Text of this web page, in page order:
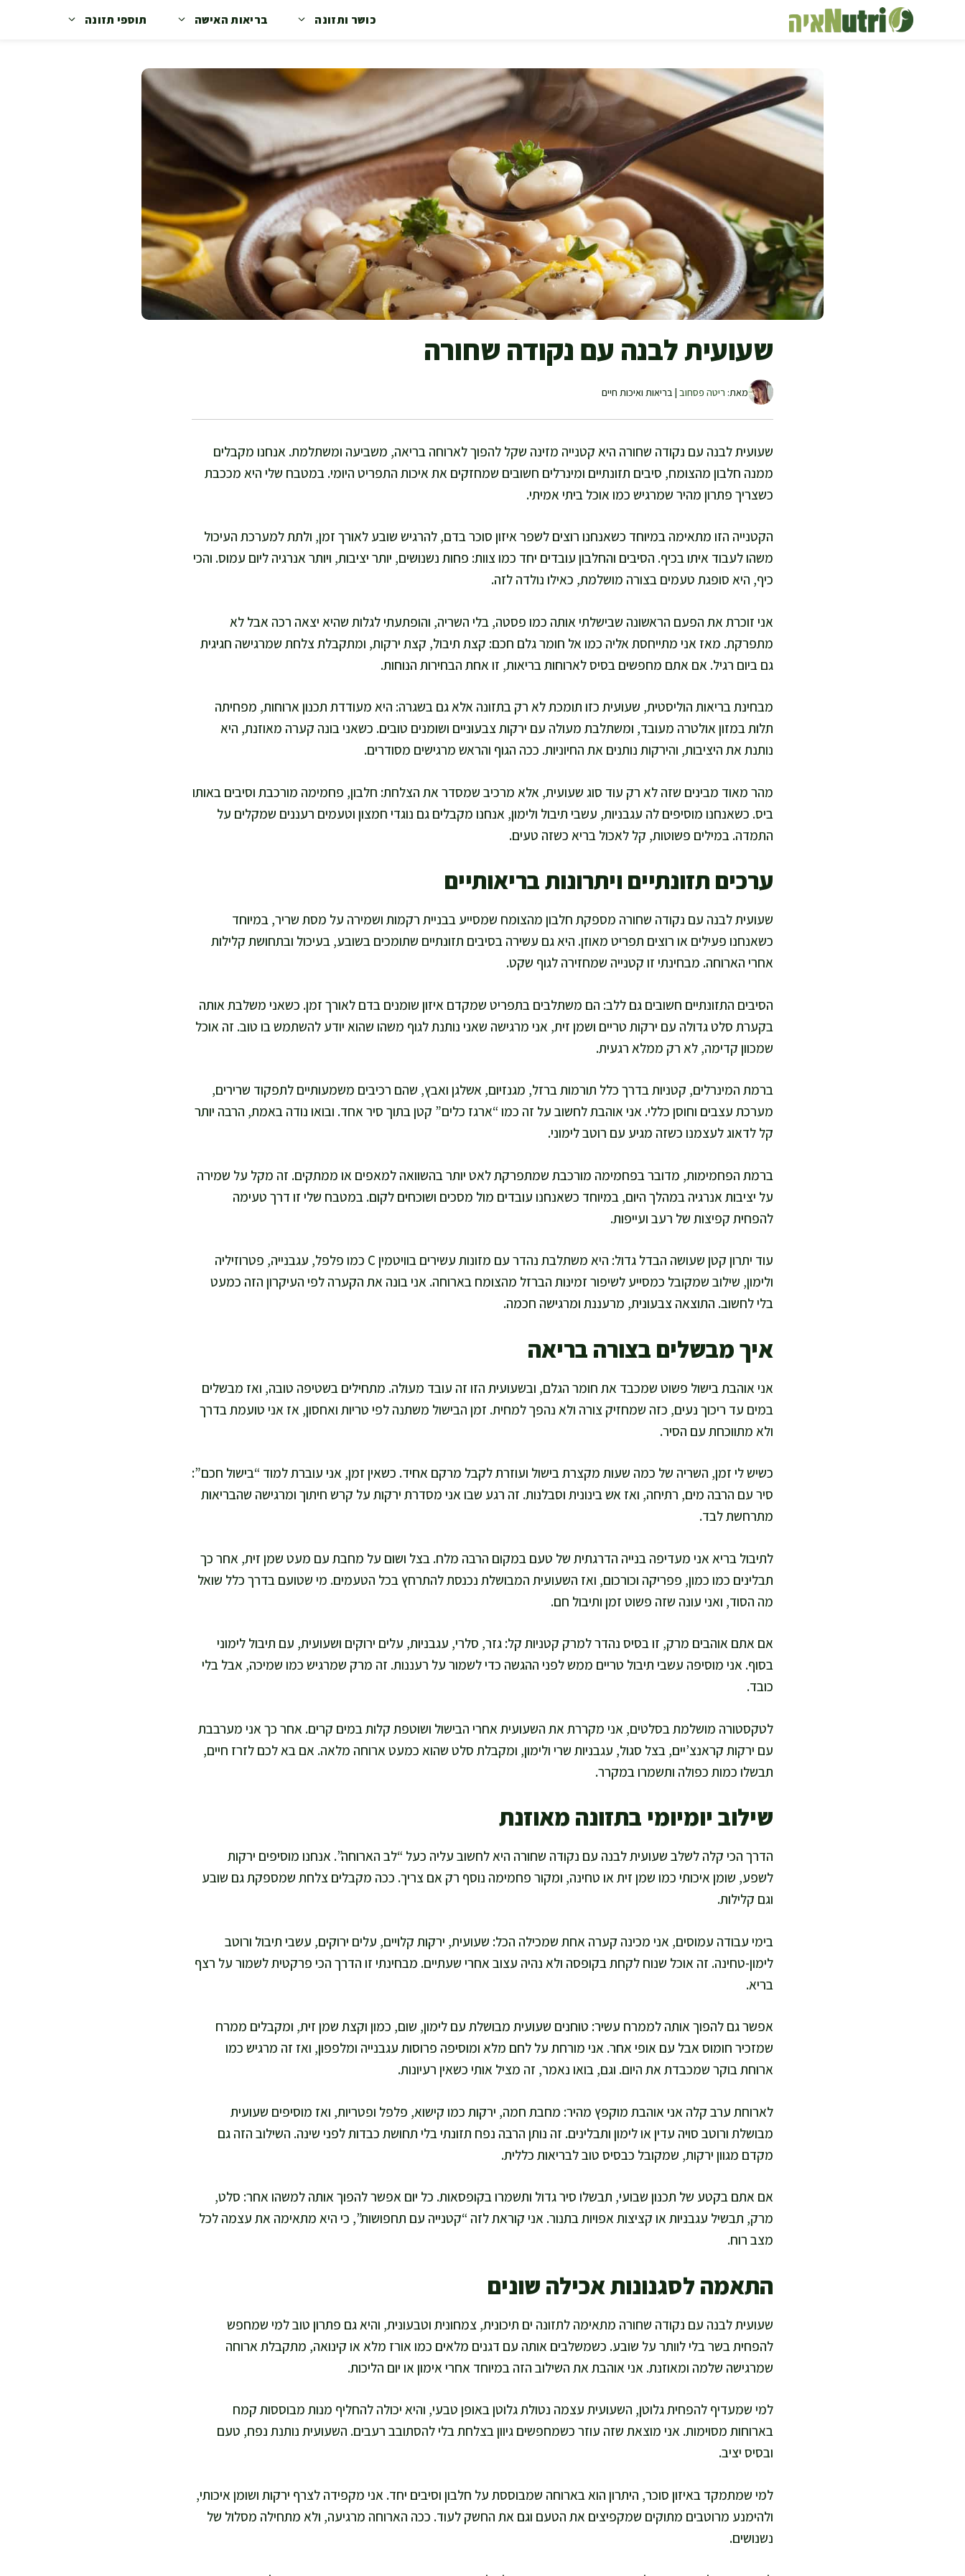
כושר ותזונה בריאות האישה תוספי תזונה
שעועית לבנה עם נקודה שחורה
מאת: ריטה פסחוב | בריאות ואיכות חיים
שעועית לבנה עם נקודה שחורה היא קטנייה מזינה שקל להפוך לארוחה בריאה, משביעה ומשתלמת. אנחנו מקבלים
ממנה חלבון מהצומח, סיבים תזונתיים ומינרלים חשובים שמחזקים את איכות התפריט היומי. במטבח שלי היא מככבת
כשצריך פתרון מהיר שמרגיש כמו אוכל ביתי אמיתי.
הקטנייה הזו מתאימה במיוחד כשאנחנו רוצים לשפר איזון סוכר בדם, להרגיש שובע לאורך זמן, ולתת למערכת העיכול
משהו לעבוד איתו בכיף. הסיבים והחלבון עובדים יחד כמו צוות: פחות נשנושים, יותר יציבות, ויותר אנרגיה ליום עמוס. והכי
כיף, היא סופגת טעמים בצורה מושלמת, כאילו נולדה לזה.
אני זוכרת את הפעם הראשונה שבישלתי אותה כמו פסטה, בלי השריה, והופתעתי לגלות שהיא יצאה רכה אבל לא
מתפרקת. מאז אני מתייחסת אליה כמו אל חומר גלם חכם: קצת תיבול, קצת ירקות, ומתקבלת צלחת שמרגישה חגיגית
גם ביום רגיל. אם אתם מחפשים בסיס לארוחות בריאות, זו אחת הבחירות הנוחות.
מבחינת בריאות הוליסטית, שעועית כזו תומכת לא רק בתזונה אלא גם בשגרה: היא מעודדת תכנון ארוחות, מפחיתה
תלות במזון אולטרה מעובד, ומשתלבת מעולה עם ירקות צבעוניים ושומנים טובים. כשאני בונה קערה מאוזנת, היא
נותנת את היציבות, והירקות נותנים את החיוניות. ככה הגוף והראש מרגישים מסודרים.
מהר מאוד מבינים שזה לא רק עוד סוג שעועית, אלא מרכיב שמסדר את הצלחת: חלבון, פחמימה מורכבת וסיבים באותו
ביס. כשאנחנו מוסיפים לה עגבניות, עשבי תיבול ולימון, אנחנו מקבלים גם נוגדי חמצון וטעמים רעננים שמקלים על
התמדה. במילים פשוטות, קל לאכול בריא כשזה טעים.
ערכים תזונתיים ויתרונות בריאותיים
שעועית לבנה עם נקודה שחורה מספקת חלבון מהצומח שמסייע בבניית רקמות ושמירה על מסת שריר, במיוחד
כשאנחנו פעילים או רוצים תפריט מאוזן. היא גם עשירה בסיבים תזונתיים שתומכים בשובע, בעיכול ובתחושת קלילות
אחרי הארוחה. מבחינתי זו קטנייה שמחזירה לגוף שקט.
הסיבים התזונתיים חשובים גם ללב: הם משתלבים בתפריט שמקדם איזון שומנים בדם לאורך זמן. כשאני משלבת אותה
בקערת סלט גדולה עם ירקות טריים ושמן זית, אני מרגישה שאני נותנת לגוף משהו שהוא יודע להשתמש בו טוב. זה אוכל
שמכוון קדימה, לא רק ממלא רגעית.
ברמת המינרלים, קטניות בדרך כלל תורמות ברזל, מגנזיום, אשלגן ואבץ, שהם רכיבים משמעותיים לתפקוד שרירים,
מערכת עצבים וחוסן כללי. אני אוהבת לחשוב על זה כמו “ארגז כלים” קטן בתוך סיר אחד. ובואו נודה באמת, הרבה יותר
קל לדאוג לעצמנו כשזה מגיע עם רוטב לימוני.
ברמת הפחמימות, מדובר בפחמימה מורכבת שמתפרקת לאט יותר בהשוואה למאפים או ממתקים. זה מקל על שמירה
על יציבות אנרגיה במהלך היום, במיוחד כשאנחנו עובדים מול מסכים ושוכחים לקום. במטבח שלי זו דרך טעימה
להפחית קפיצות של רעב ועייפות.
עוד יתרון קטן שעושה הבדל גדול: היא משתלבת נהדר עם מזונות עשירים בוויטמין C כמו פלפל, עגבנייה, פטרוזיליה
ולימון, שילוב שמקובל כמסייע לשיפור זמינות הברזל מהצומח בארוחה. אני בונה את הקערה לפי העיקרון הזה כמעט
בלי לחשוב. התוצאה צבעונית, מרעננת ומרגישה חכמה.
איך מבשלים בצורה בריאה
אני אוהבת בישול פשוט שמכבד את חומר הגלם, ובשעועית הזו זה עובד מעולה. מתחילים בשטיפה טובה, ואז מבשלים
במים עד ריכוך נעים, כזה שמחזיק צורה ולא נהפך למחית. זמן הבישול משתנה לפי טריות ואחסון, אז אני טועמת בדרך
ולא מתווכחת עם הסיר.
כשיש לי זמן, השריה של כמה שעות מקצרת בישול ועוזרת לקבל מרקם אחיד. כשאין זמן, אני עוברת למוד “בישול חכם”:
סיר עם הרבה מים, רתיחה, ואז אש בינונית וסבלנות. זה רגע שבו אני מסדרת ירקות על קרש חיתוך ומרגישה שהבריאות
מתרחשת לבד.
לתיבול בריא אני מעדיפה בנייה הדרגתית של טעם במקום הרבה מלח. בצל ושום על מחבת עם מעט שמן זית, אחר כך
תבלינים כמו כמון, פפריקה וכורכום, ואז השעועית המבושלת נכנסת להתרחץ בכל הטעמים. מי שטועם בדרך כלל שואל
מה הסוד, ואני עונה שזה פשוט זמן ותיבול חם.
אם אתם אוהבים מרק, זו בסיס נהדר למרק קטניות קל: גזר, סלרי, עגבניות, עלים ירוקים ושעועית, עם תיבול לימוני
בסוף. אני מוסיפה עשבי תיבול טריים ממש לפני ההגשה כדי לשמור על רעננות. זה מרק שמרגיש כמו שמיכה, אבל בלי
כובד.
לטקסטורה מושלמת בסלטים, אני מקררת את השעועית אחרי הבישול ושוטפת קלות במים קרים. אחר כך אני מערבבת
עם ירקות קראנצ’יים, בצל סגול, עגבניות שרי ולימון, ומקבלת סלט שהוא כמעט ארוחה מלאה. אם בא לכם לזרז חיים,
תבשלו כמות כפולה ותשמרו במקרר.
שילוב יומיומי בתזונה מאוזנת
הדרך הכי קלה לשלב שעועית לבנה עם נקודה שחורה היא לחשוב עליה כעל “לב הארוחה”. אנחנו מוסיפים ירקות
לשפע, שומן איכותי כמו שמן זית או טחינה, ומקור פחמימה נוסף רק אם צריך. ככה מקבלים צלחת שמספקת גם שובע
וגם קלילות.
בימי עבודה עמוסים, אני מכינה קערה אחת שמכילה הכל: שעועית, ירקות קלויים, עלים ירוקים, עשבי תיבול ורוטב
לימון-טחינה. זה אוכל שנוח לקחת בקופסה ולא נהיה עצוב אחרי שעתיים. מבחינתי זו הדרך הכי פרקטית לשמור על רצף
בריא.
אפשר גם להפוך אותה לממרח עשיר: טוחנים שעועית מבושלת עם לימון, שום, כמון וקצת שמן זית, ומקבלים ממרח
שמזכיר חומוס אבל עם אופי אחר. אני מורחת על לחם מלא ומוסיפה פרוסות עגבנייה ומלפפון, ואז זה מרגיש כמו
ארוחת בוקר שמכבדת את היום. וגם, בואו נאמר, זה מציל אותי כשאין רעיונות.
לארוחת ערב קלה אני אוהבת מוקפץ מהיר: מחבת חמה, ירקות כמו קישוא, פלפל ופטריות, ואז מוסיפים שעועית
מבושלת ורוטב סויה עדין או לימון ותבלינים. זה נותן הרבה נפח תזונתי בלי תחושת כבדות לפני שינה. השילוב הזה גם
מקדם מגוון ירקות, שמקובל כבסיס טוב לבריאות כללית.
אם אתם בקטע של תכנון שבועי, תבשלו סיר גדול ותשמרו בקופסאות. כל יום אפשר להפוך אותה למשהו אחר: סלט,
מרק, תבשיל עגבניות או קציצות אפויות בתנור. אני קוראת לזה “קטנייה עם תחפושות”, כי היא מתאימה את עצמה לכל
מצב רוח.
התאמה לסגנונות אכילה שונים
שעועית לבנה עם נקודה שחורה מתאימה לתזונה ים תיכונית, צמחונית וטבעונית, והיא גם פתרון טוב למי שמחפש
להפחית בשר בלי לוותר על שובע. כשמשלבים אותה עם דגנים מלאים כמו אורז מלא או קינואה, מתקבלת ארוחה
שמרגישה שלמה ומאוזנת. אני אוהבת את השילוב הזה במיוחד אחרי אימון או יום הליכות.
למי שמעדיף להפחית גלוטן, השעועית עצמה נטולת גלוטן באופן טבעי, והיא יכולה להחליף מנות מבוססות קמח
בארוחות מסוימות. אני מוצאת שזה עוזר כשמחפשים גיוון בצלחת בלי להסתובב רעבים. השעועית נותנת נפח, טעם
ובסיס יציב.
למי שמתמקד באיזון סוכר, היתרון הוא בארוחה שמבוססת על חלבון וסיבים יחד. אני מקפידה לצרף ירקות ושומן איכותי,
ולהימנע מרוטבים מתוקים שמקפיצים את הטעם וגם את החשק לעוד. ככה הארוחה מרגיעה, ולא מתחילה מסלול של
נשנושים.